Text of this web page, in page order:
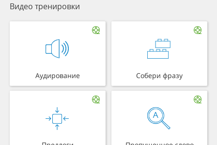
Видео тренировки
Аудирование Собери фразу